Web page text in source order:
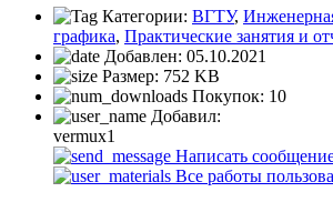
Категории: ВГТУ,
графика, Практические занятия и
Добавлен: 05.10.2021
Размер: 752 KB
Покупок: 10
Добавил:
vermux1
Написать
Все работы